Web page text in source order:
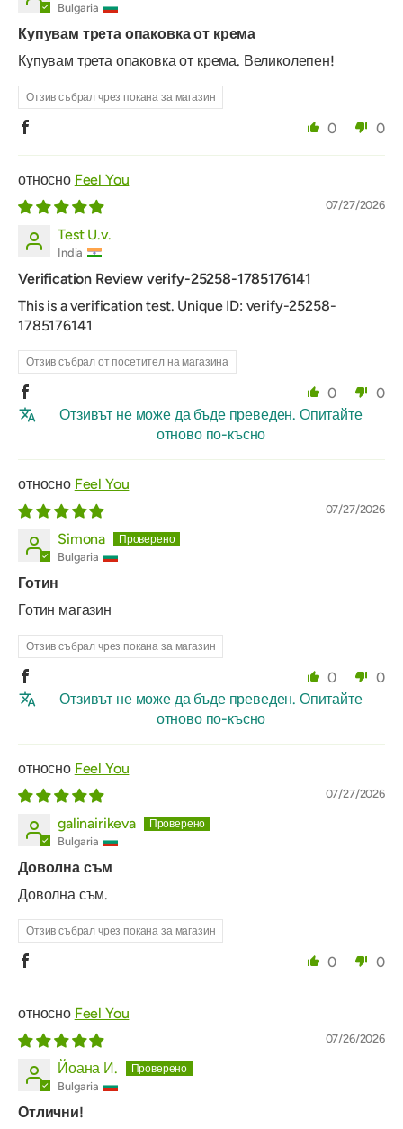
Bulgaria
Купувам трета опаковка от крема
Купувам трета опаковка от крема. Великолепен!
Отзив събрал чрез покана за магазин
0 0
Feel You
07/27/2026
Test U.v.
India
Verification Review verify-25258-1785176141
This is a verification test. Unique ID: verify-25258-
1785176141
Отзив събрал от посетител на магазина
0
0
Отзивът не може да бъде преведен. Опитайте
отново по-късно
Feel You
07/27/2026
Simona
Bulgaria
Готин
Готин магазин
Отзив събрал чрез покана за магазин
0
0
Отзивът не може да бъде преведен. Опитайте
отново по-късно
Feel You
07/27/2026
galinairikeva
Bulgaria
Доволна съм
Доволна съм.
Отзив събрал чрез покана за магазин
0 0
Feel You
07/26/2026
Йоана И.
Bulgaria
Отлични!